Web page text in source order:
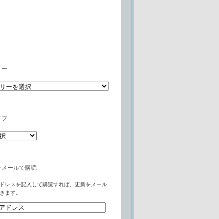
ー
ブ
メールで購読
レスを記入して購読すれば、更新をメール
ます。